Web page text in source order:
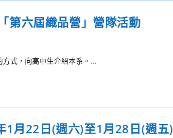
第六屆織品營」營隊活動
式，向高中生介紹本系。...
1月22日(週六)至1月28日(週五)